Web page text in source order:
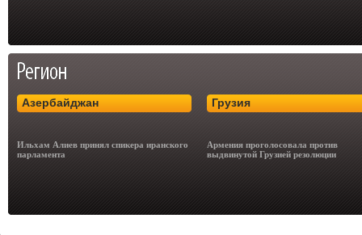
Азербайджан
Ильхам Алиев принял спикера иранского
парламента
Грузия
Армения проголосовала против
выдвинутой Грузией резолюции